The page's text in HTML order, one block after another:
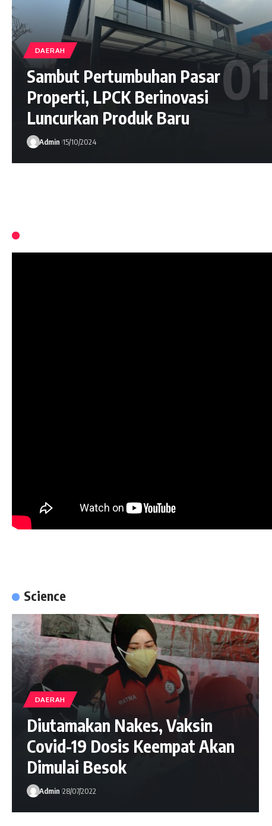
DAERAH
Sambut Pertumbuhan Pasar
Properti, LPCK Berinovasi
Luncurkan Produk Baru
Admin 15/10/2024
Science
DAERAH
Diutamakan Nakes, Vaksin
Covid-19 Dosis Keempat Akan
Dimulai Besok
Admin 28/07/2022